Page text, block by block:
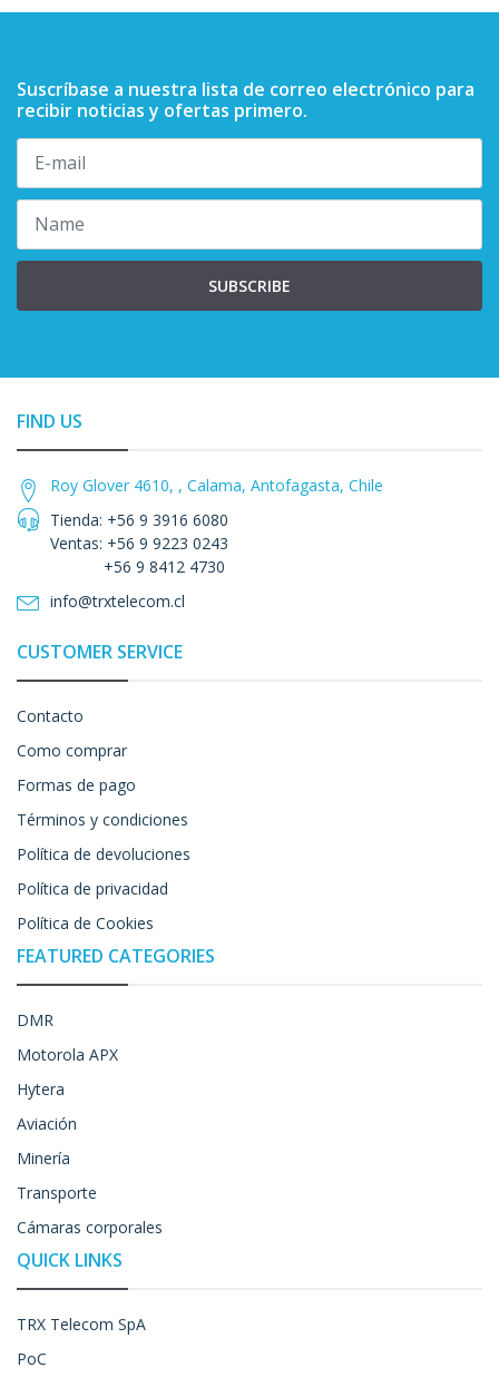
Suscríbase a nuestra lista de correo electrónico para
recibir noticias y ofertas primero.
SUBSCRIBE
FIND US
Roy Glover 4610, , Calama, Antofagasta, Chile
Tienda: +56 9 3916 6080
Ventas: +56 9 9223 0243
+56 9 8412 4730
info@trxtelecom.cl
CUSTOMER SERVICE
Contacto
Como comprar
Formas de pago
Términos y condiciones
Política de devoluciones
Política de privacidad
Política de Cookies
FEATURED CATEGORIES
DMR
Motorola APX
Hytera
Aviación
Minería
Transporte
Cámaras corporales
QUICK LINKS
TRX Telecom SpA
PoC